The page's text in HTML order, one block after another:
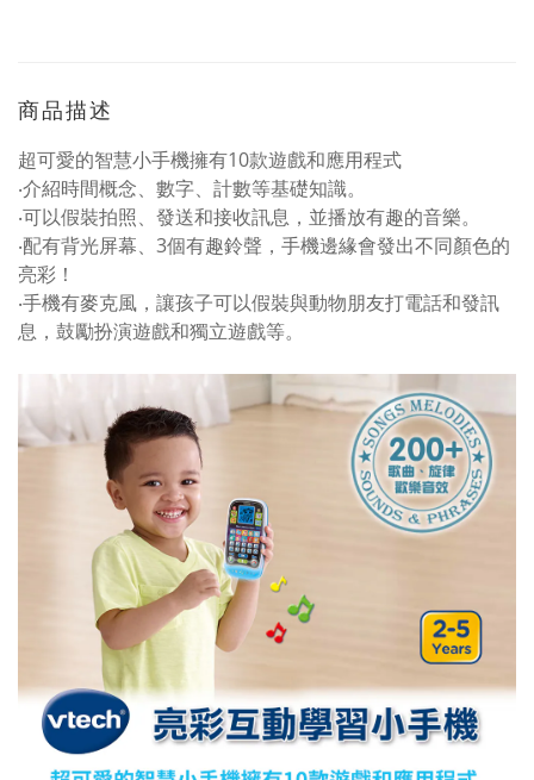
商品描述
超可愛的智慧小手機擁有10款遊戲和應用程式
‧介紹時間概念、數字、計數等基礎知識。
‧可以假裝拍照、發送和接收訊息，並播放有趣的音樂。
‧配有背光屏幕、3個有趣鈴聲，手機邊緣會發出不同顏色的
亮彩！
‧手機有麥克風，讓孩子可以假裝與動物朋友打電話和發訊
息，鼓勵扮演遊戲和獨立遊戲等。